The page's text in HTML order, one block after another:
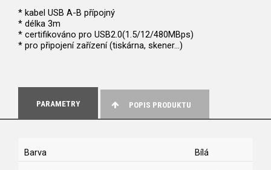
* kabel USB A-B přípojný
* délka 3m
* certifikováno pro USB2.0(1.5/12/480MBps)
* pro připojení zařízení (tiskárna, skener...)
PARAMETRY POPIS PRODUKTU
Barva Bílá